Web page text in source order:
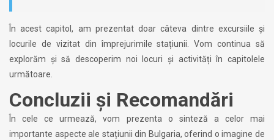
În acest capitol, am prezentat doar câteva dintre excursiile și
locurile de vizitat din împrejurimile stațiunii. Vom continua să
explorăm și să descoperim noi locuri și activități în capitolele
următoare.
Concluzii și Recomandări
În cele ce urmează, vom prezenta o sinteză a celor mai
importante aspecte ale stațiunii din Bulgaria, oferind o imagine de